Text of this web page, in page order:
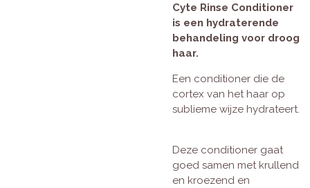
Cyte Rinse Conditioner
is een hydraterende
behandeling voor droog
haar.
Een conditioner die de
cortex van het haar op
sublieme wijze hydrateert.
Deze conditioner gaat
goed samen met krullend
en kroezend en